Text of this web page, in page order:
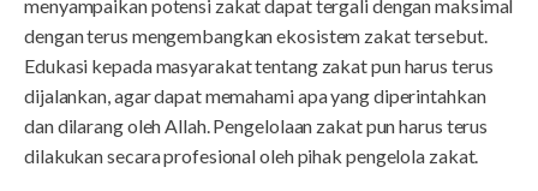
menyampaikan potensi zakat dapat tergali dengan maksimal
dengan terus mengembangkan ekosistem zakat tersebut.
Edukasi kepada masyarakat tentang zakat pun harus terus
dijalankan, agar dapat memahami apa yang diperintahkan
dan dilarang oleh Allah. Pengelolaan zakat pun harus terus
dilakukan secara profesional oleh pihak pengelola zakat.